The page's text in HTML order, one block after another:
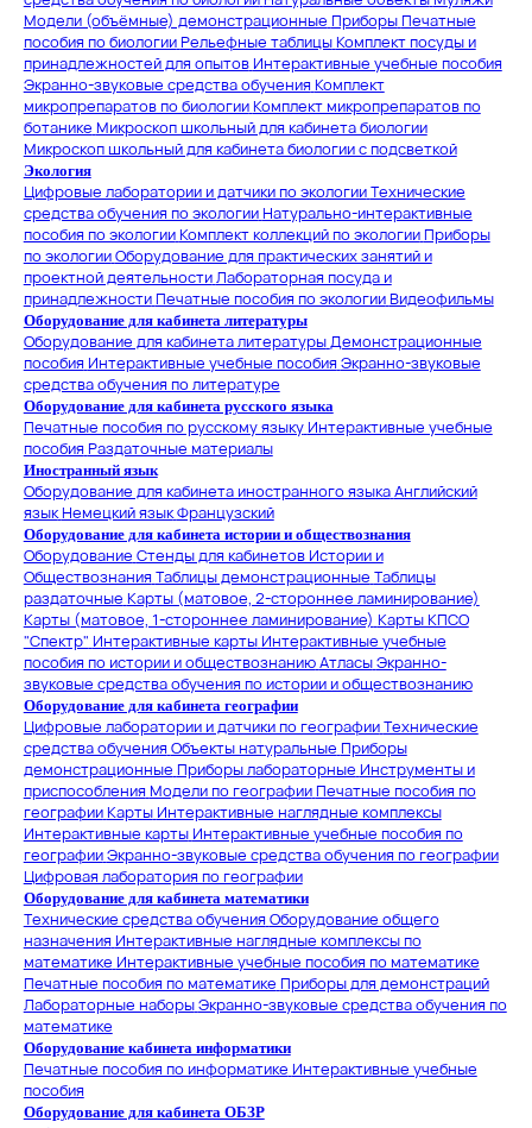
Модели (объёмные) демонстрационные ПриборыПечатные
пособия по биологииРельефные таблицыКомплект посуды и
принадлежностей для опытов Интерактивные учебные пособия
Экранно-звуковые средства обученияКомплект
микропрепаратов по биологииКомплект микропрепаратов по
ботанике Микроскоп школьный для кабинета биологии
Микроскоп школьный для кабинета биологии с подсветкой
Экология
Цифровые лаборатории и датчики по экологииТехнические
средства обучения по экологииНатурально-интерактивные
пособия по экологииКомплект коллекций по экологииПриборы
по экологииОборудование для практических занятий и
проектной деятельностиЛабораторная посуда и
принадлежностиПечатные пособия по экологииВидеофильмы
Оборудование для кабинета литературы
Оборудование для кабинета литературыДемонстрационные
пособия Интерактивные учебные пособияЭкранно-звуковые
средства обучения по литературе
Оборудование для кабинета русского языка
Печатные пособия по русскому языку Интерактивные учебные
пособияРаздаточные материалы
Иностранный язык
Оборудование для кабинета иностранного языкаАнглийский
языкНемецкий языкФранцузский
Оборудование для кабинета истории и обществознания
Оборудование Стенды для кабинетов Истории и
ОбществознанияТаблицы демонстрационные Таблицы
раздаточные Карты (матовое, 2-стороннее ламинирование)
Карты (матовое, 1-стороннее ламинирование) Карты КПСО
"Спектр" Интерактивные карты Интерактивные учебные
пособия по истории и обществознаниюАтласыЭкранно-
звуковые средства обучения по истории и обществознанию
Оборудование для кабинета географии
Цифровые лаборатории и датчики по географииТехнические
средства обученияОбъекты натуральные Приборы
демонстрационные Приборы лабораторные Инструменты и
приспособленияМодели по географииПечатные пособия по
географииКарты Интерактивные наглядные комплексы
Интерактивные карты Интерактивные учебные пособия по
географииЭкранно-звуковые средства обучения по географии
Цифровая лаборатория по географии
Оборудование для кабинета математики
Технические средства обученияОборудование общего
назначения Интерактивные наглядные комплексы по
математике Интерактивные учебные пособия по математике
Печатные пособия по математике Приборы для демонстраций
Лабораторные наборыЭкранно-звуковые средства обучения по
математике
Оборудование кабинета информатики
Печатные пособия по информатике Интерактивные учебные
пособия
Оборудование для кабинета ОБЗР